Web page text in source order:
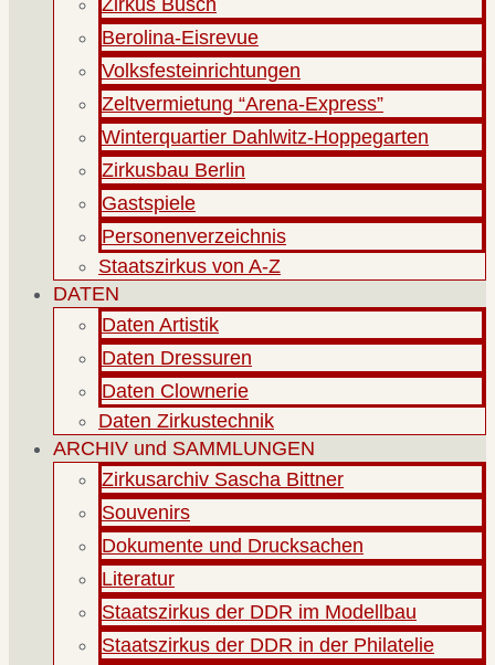
Berolina-Eisrevue
Volksfesteinrichtungen
Zeltvermietung “Arena-Express”
Winterquartier Dahlwitz-Hoppegarten
Zirkusbau Berlin
Gastspiele
Personenverzeichnis
Staatszirkus von A-Z
DATEN
Daten Artistik
Daten Dressuren
Daten Clownerie
Daten Zirkustechnik
ARCHIV und SAMMLUNGEN
Zirkusarchiv Sascha Bittner
Souvenirs
Dokumente und Drucksachen
Literatur
Staatszirkus der DDR im Modellbau
Staatszirkus der DDR in der Philatelie